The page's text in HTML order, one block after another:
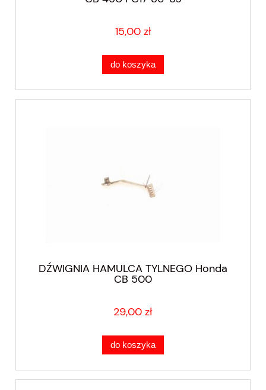
15,00 zł
do koszyka
DŹWIGNIA HAMULCA TYLNEGO Honda
CB 500
29,00 zł
do koszyka